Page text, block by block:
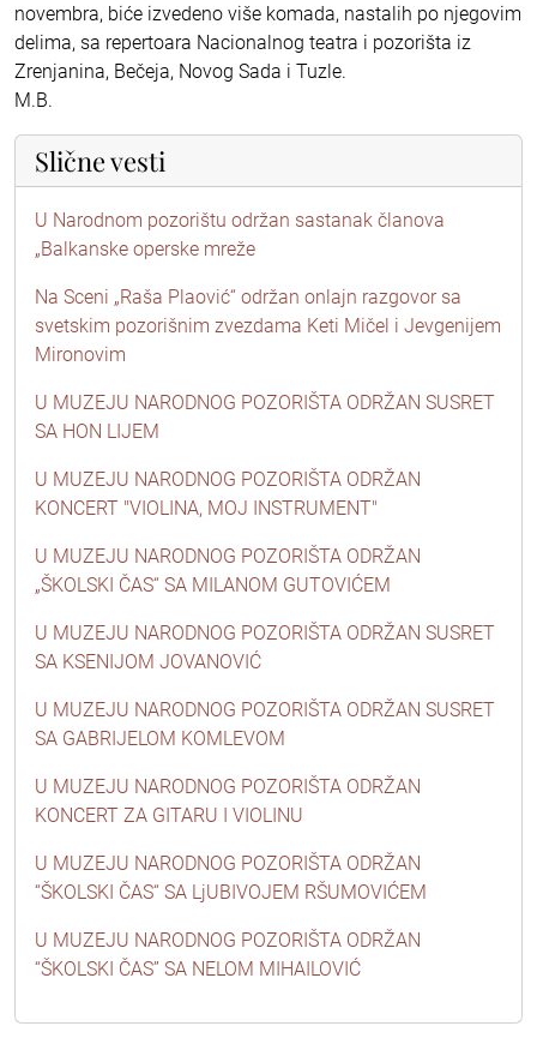
novembra, biće izvedeno više komada, nastalih po njegovim
delima, sa repertoara Nacionalnog teatra i pozorišta iz
Zrenjanina, Bečeja, Novog Sada i Tuzle.
M.B.
Slične vesti
U Narodnom pozorištu održan sastanak članova
„Balkanske operske mreže
Na Sceni „Raša Plaović“ održan onlajn razgovor sa
svetskim pozorišnim zvezdama Keti Mičel i Jevgenijem
Mironovim
U MUZEJU NARODNOG POZORIŠTA ODRŽAN SUSRET
SA HON LIJEM
U MUZEJU NARODNOG POZORIŠTA ODRŽAN
KONCERT "VIOLINA, MOJ INSTRUMENT"
U MUZEJU NARODNOG POZORIŠTA ODRŽAN
„ŠKOLSKI ČAS“ SA MILANOM GUTOVIĆEM
U MUZEJU NARODNOG POZORIŠTA ODRŽAN SUSRET
SA KSENIJOM JOVANOVIĆ
U MUZEJU NARODNOG POZORIŠTA ODRŽAN SUSRET
SA GABRIJELOM KOMLEVOM
U MUZEJU NARODNOG POZORIŠTA ODRŽAN
KONCERT ZA GITARU I VIOLINU
U MUZEJU NARODNOG POZORIŠTA ODRŽAN
“ŠKOLSKI ČAS“ SA LjUBIVOJEM RŠUMOVIĆEM
U MUZEJU NARODNOG POZORIŠTA ODRŽAN
“ŠKOLSKI ČAS” SA NELOM MIHAILOVIĆ